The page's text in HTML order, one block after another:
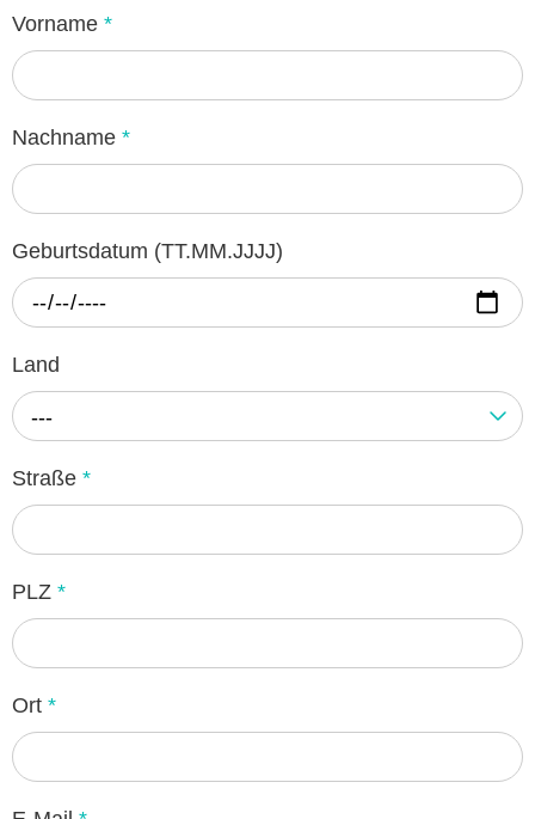
Vorname *
Nachname *
Geburtsdatum (TT.MM.JJJJ)
Land
---
Straße *
PLZ *
Ort *